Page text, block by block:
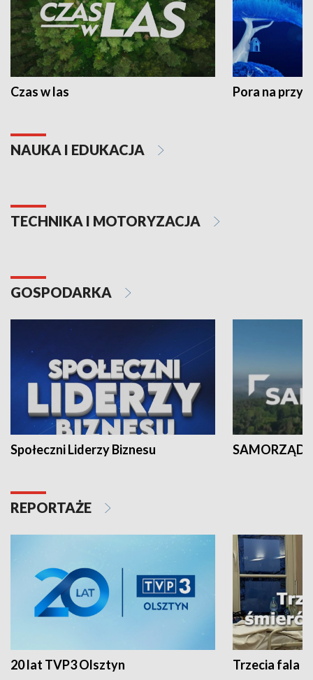
Czas w las Pora na
NAUKA I EDUKACJA
TECHNIKA I MOTORYZACJA
GOSPODARKA
Społeczni Liderzy Biznesu SAMORZĄD
REPORTAŻE
20 lat TVP3 Olsztyn Trzecia fala -